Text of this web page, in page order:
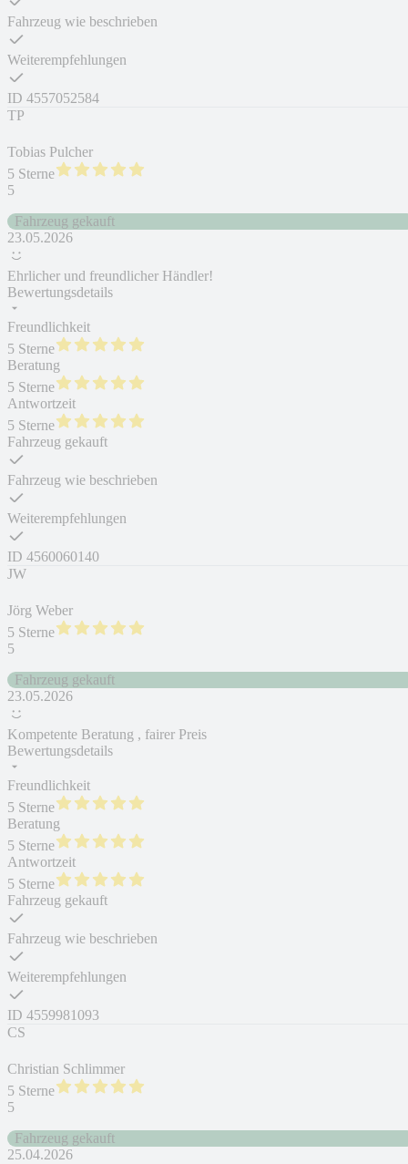
Fahrzeug wie beschrieben
Weiterempfehlungen
ID 4557052584
TP
Tobias Pulcher
5 Sterne
5
Fahrzeug gekauft
23.05.2026
Ehrlicher und freundlicher Händler!
Bewertungsdetails
Freundlichkeit
5 Sterne
Beratung
5 Sterne
Antwortzeit
5 Sterne
Fahrzeug gekauft
Fahrzeug wie beschrieben
Weiterempfehlungen
ID 4560060140
JW
Jörg Weber
5 Sterne
5
Fahrzeug gekauft
23.05.2026
Kompetente Beratung , fairer Preis
Bewertungsdetails
Freundlichkeit
5 Sterne
Beratung
5 Sterne
Antwortzeit
5 Sterne
Fahrzeug gekauft
Fahrzeug wie beschrieben
Weiterempfehlungen
ID 4559981093
CS
Christian Schlimmer
5 Sterne
5
Fahrzeug gekauft
25.04.2026